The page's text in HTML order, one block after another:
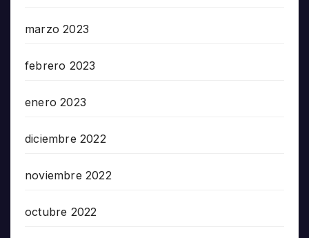
marzo 2023
febrero 2023
enero 2023
diciembre 2022
noviembre 2022
octubre 2022